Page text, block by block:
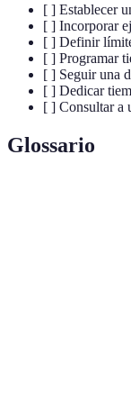
[ ] Establecer
[ ] Incorporar
[ ] Definir
[ ] Programar
[ ] Seguir una
[ ] Dedicar
[ ] Consultar a
Glossario